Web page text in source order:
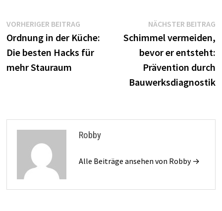
Beitragsnavigation
VORHERIGER BEITRAGVorheriger
Beitrag:
Ordnung in der Küche:
Die besten Hacks für
mehr Stauraum
NÄCHSTER BEITRAG
Schimmel vermeiden,
bevor er entsteht:
Prävention durch
Bauwerksdiagnostik
Robby
Alle Beiträge ansehen von Robby →